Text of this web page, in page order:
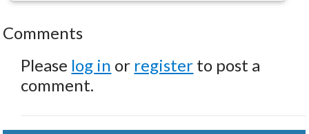
Comments
Please log in or register to post a
comment.